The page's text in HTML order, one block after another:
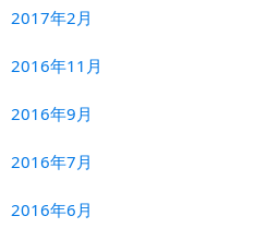
2017年2月
2016年11月
2016年9月
2016年7月
2016年6月